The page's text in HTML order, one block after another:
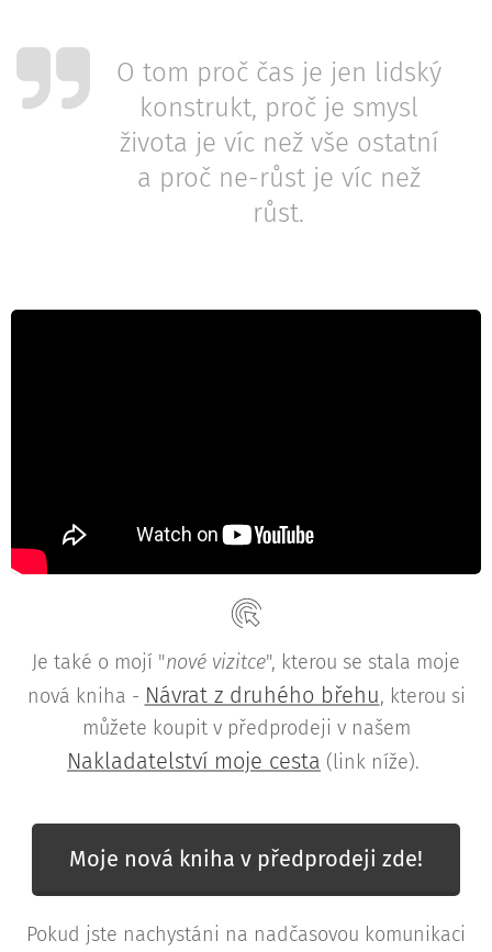
O tom proč čas je jen lidský
konstrukt, proč je smysl
života je víc než vše ostatní
a proč ne-růst je víc než
růst.
Je také o mojí "nové vizitce", kterou se stala moje
nová kniha - Návrat z druhého břehu, kterou si
můžete koupit v předprodeji v našem
Nakladatelství moje cesta (link níže).
Moje nová kniha v předprodeji zde!
Pokud jste nachystáni na nadčasovou komunikaci